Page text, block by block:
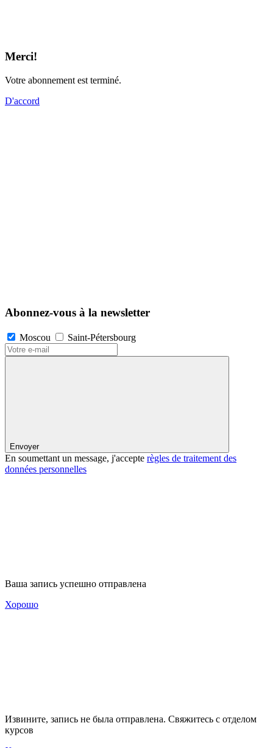
Merci!
Votre abonnement est terminé.
D'accord
Abonnez-vous à la newsletter
Moscou Saint-Pétersbourg
Envoyer
En soumettant un message, j'accepte règles de traitement des
données personnelles
Ваша запись успешно отправлена
Хорошо
Извините, запись не была отправлена. Свяжитесь с отделом
курсов